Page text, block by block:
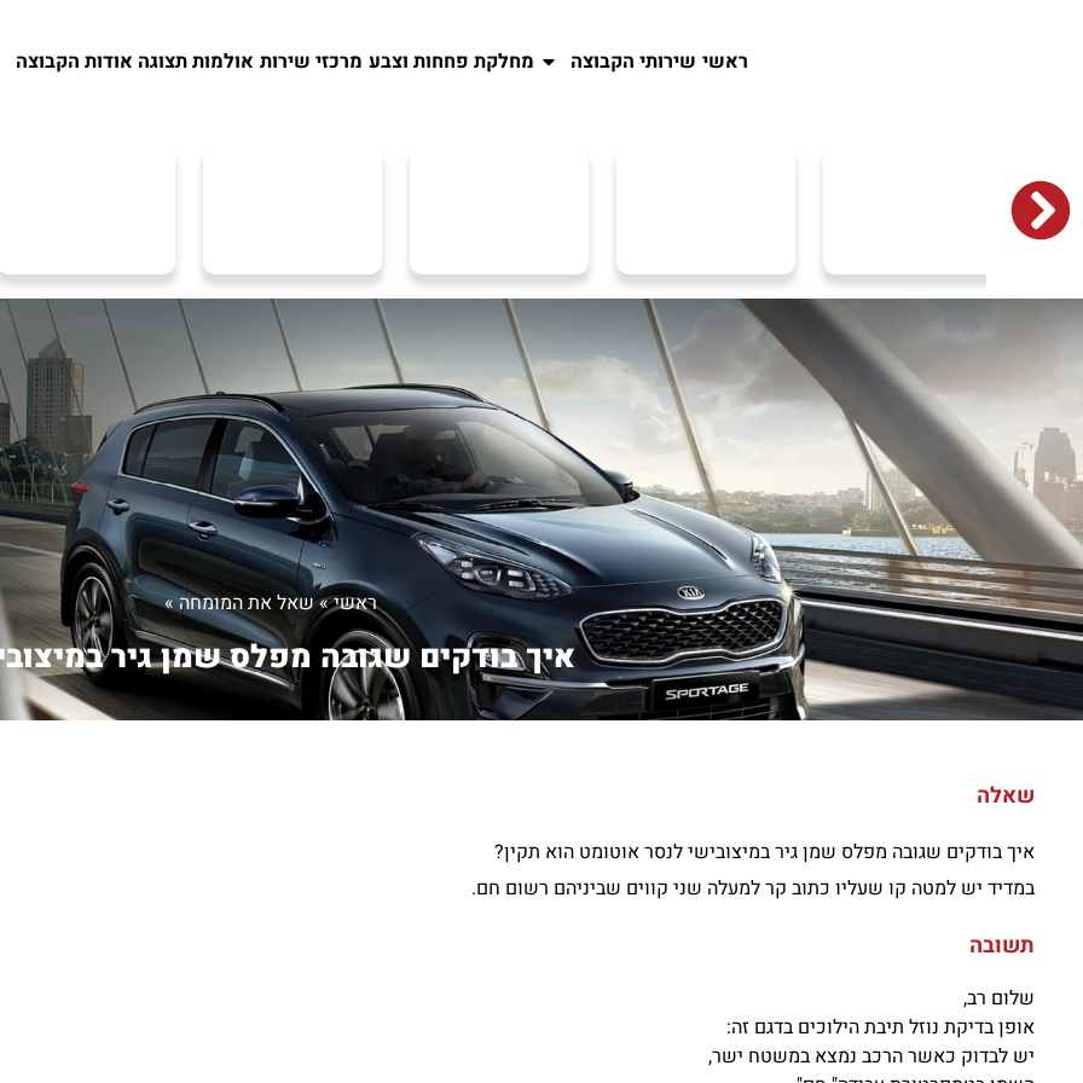
ראשי שירותי הקבוצה מחלקת פחחות וצבע מרכזי שירות אולמות תצוגה אודות הקבוצה
ראשי»שאל את המומחה»
איך בודקים שגובה מפלס שמן גיר
שאלה
איך בודקים שגובה מפלס שמן גיר במיצובישי לנסר אוטומט הוא תקין?
במדיד יש למטה קו שעליו כתוב קר למעלה שני קווים שביניהם רשום חם.
תשובה
שלום רב,
אופן בדיקת נוזל תיבת הילוכים בדגם זה:
יש לבדוק כאשר הרכב נמצא במשטח ישר,